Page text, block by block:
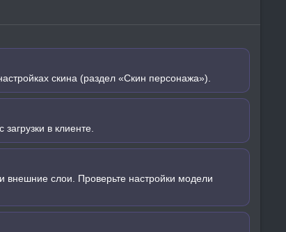
скина (раздел «Скин персонажа»).
в клиенте.
внешние слои. Проверьте настройки модели